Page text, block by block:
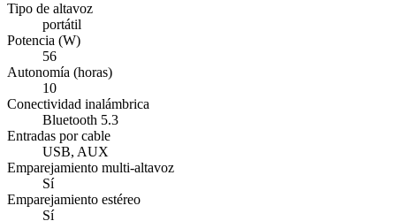
Tipo de altavoz
portátil
Potencia (W)
56
Autonomía (horas)
10
Conectividad inalámbrica
Bluetooth 5.3
Entradas por cable
USB, AUX
Emparejamiento multi-altavoz
Sí
Emparejamiento estéreo
Sí